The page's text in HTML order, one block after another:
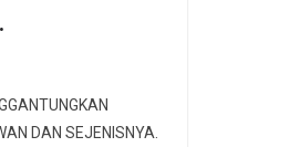
DAN SEJENISNYA.